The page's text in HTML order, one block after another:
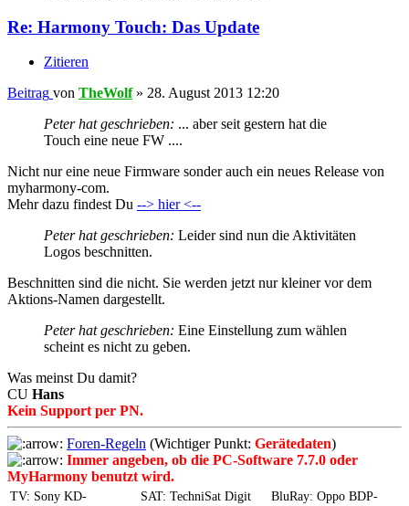
Re: Harmony Touch: Das Update
Zitieren
Beitrag von TheWolf» 28. August 2013 12:20
Peter hat geschrieben: ... aber seit gestern hat die
Touch eine neue FW ....
Nicht nur eine neue Firmware sonder auch ein neues Release von
myharmony-com.
Mehr dazu findest Du --> hier <--
Peter hat geschrieben: Leider sind nun die Aktivitäten
Logos beschnitten.
Beschnitten sind die nicht. Sie werden jetzt nur kleiner vor dem
Aktions-Namen dargestellt.
Peter hat geschrieben: Eine Einstellung zum wählen
scheint es nicht zu geben.
Was meinst Du damit?
CU Hans
Kein Support per PN.
Foren-Regeln (Wichtiger Punkt: Gerätedaten)
Immer angeben, ob die PC-Software 7.7.0 oder
MyHarmony benutzt wird.
TV: Sony KD- SAT: TechniSat Digit BluRay: Oppo BDP-